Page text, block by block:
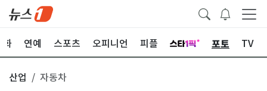
화 연예 스포츠 오피니언 피플 포토 TV
산업 자동차